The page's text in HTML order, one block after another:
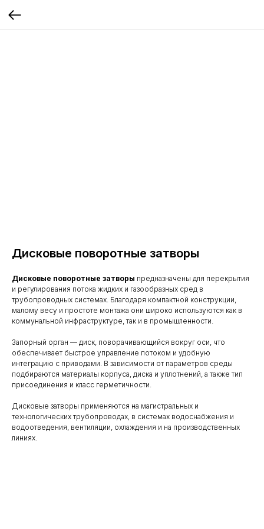
Дисковые поворотные затворы
Дисковые поворотные затворы предназначены для перекрытия
и регулирования потока жидких и газообразных сред в
трубопроводных системах. Благодаря компактной конструкции,
малому весу и простоте монтажа они широко используются как в
коммунальной инфраструктуре, так и в промышленности.
Запорный орган — диск, поворачивающийся вокруг оси, что
обеспечивает быстрое управление потоком и удобную
интеграцию с приводами. В зависимости от параметров среды
подбираются материалы корпуса, диска и уплотнений, а также тип
присоединения и класс герметичности.
Дисковые затворы применяются на магистральных и
технологических трубопроводах, в системах водоснабжения и
водоотведения, вентиляции, охлаждения и на производственных
линиях.